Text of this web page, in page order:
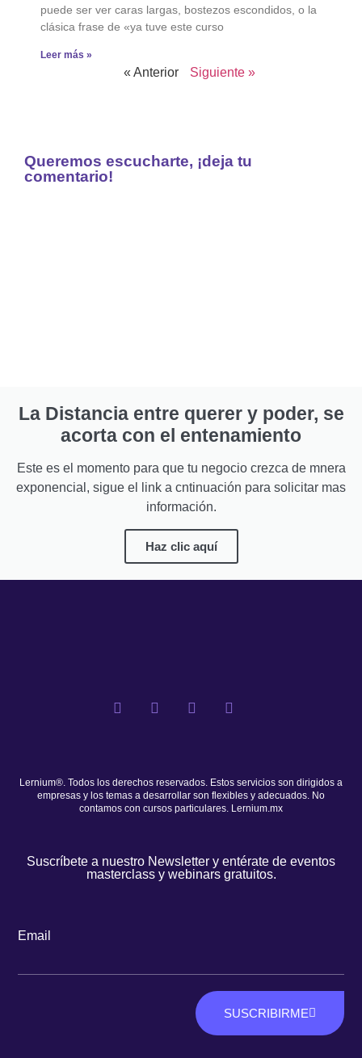
puede ser ver caras largas, bostezos escondidos, o la
clásica frase de «ya tuve este curso
Leer más »
« Anterior Siguiente »
Queremos escucharte, ¡deja tu
comentario!
La Distancia entre querer y poder, se
acorta con el entenamiento
Este es el momento para que tu negocio crezca de mnera
exponencial, sigue el link a cntinuación para solicitar mas
información.
Haz clic aquí
Lernium®. Todos los derechos reservados. Estos servicios son dirigidos a
empresas y los temas a desarrollar son flexibles y adecuados. No
contamos con cursos particulares. Lernium.mx
Suscríbete a nuestro Newsletter y entérate de eventos
masterclass y webinars gratuitos.
Email
SUSCRIBIRME